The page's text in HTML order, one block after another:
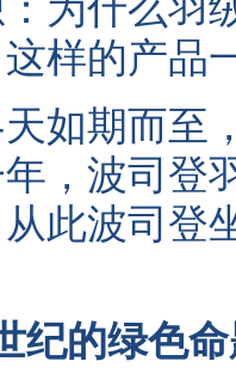
为什么羽
样的产品
期而至
，波司登
此波司登
纪的绿色